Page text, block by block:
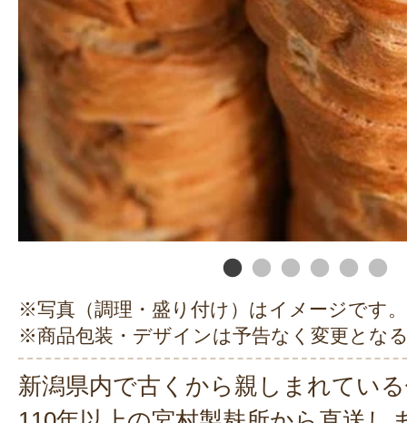
※写真（調理・盛り付け）はイメージです。
※商品包装・デザインは予告なく変更とな
新潟県内で古くから親しまれてい